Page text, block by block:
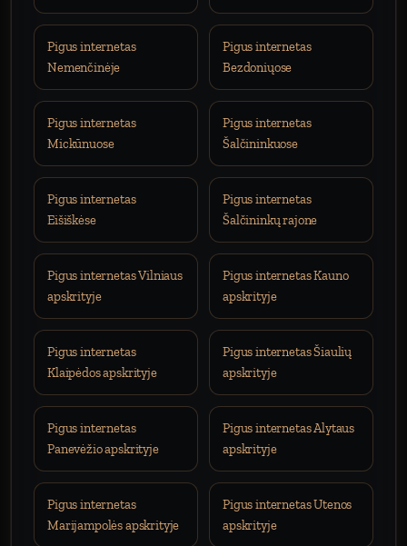
Pigus internetas
Nemenčinėje
Pigus internetas
Bezdoniųose
Pigus internetas
Mickūnuose
Pigus internetas
Šalčininkuose
Pigus internetas
Eišiškėse
Pigus internetas
Šalčininkų rajone
Pigus internetas Vilniaus
apskrityje
Pigus internetas Kauno
apskrityje
Pigus internetas
Klaipėdos apskrityje
Pigus internetas Šiaulių
apskrityje
Pigus internetas
Panevėžio apskrityje
Pigus internetas Alytaus
apskrityje
Pigus internetas
Marijampolės apskrityje
Pigus internetas Utenos
apskrityje